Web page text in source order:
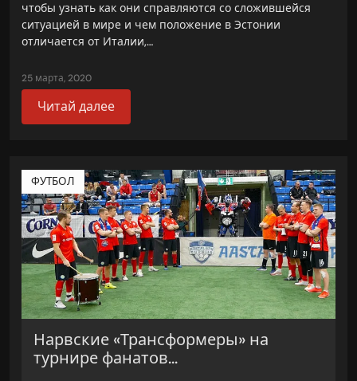
чтобы узнать как они справляются со сложившейся
ситуацией в мире и чем положение в Эстонии
отличается от Италии,…
25 марта, 2020
Читай далее
ФУТБОЛ
Нарвские «Трансформеры» на
турнире фанатов...